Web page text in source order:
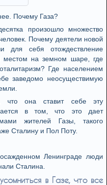
Почему Газа?
произошло множество
Почему деятели новой
для себя отождествление
на земном шаре, где
Где населением
заведомо неосуществимую
что она ставит себе эту
в том, что это дает
жителей Газы, такого
Сталину и Пол Поту.
Ленинграде люди
Сталина.
в Газе, что все